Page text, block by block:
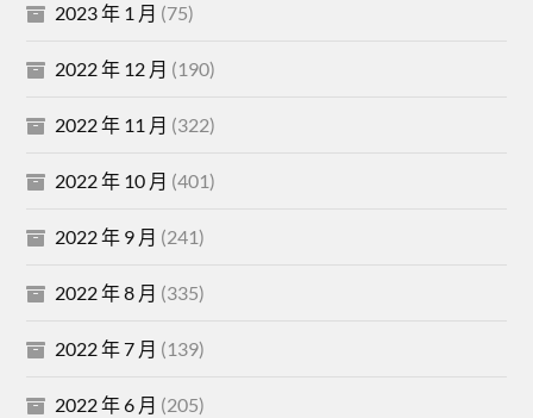
2023 年 1 月 (75)
2022 年 12 月 (190)
2022 年 11 月 (322)
2022 年 10 月 (401)
2022 年 9 月 (241)
2022 年 8 月 (335)
2022 年 7 月 (139)
2022 年 6 月 (205)